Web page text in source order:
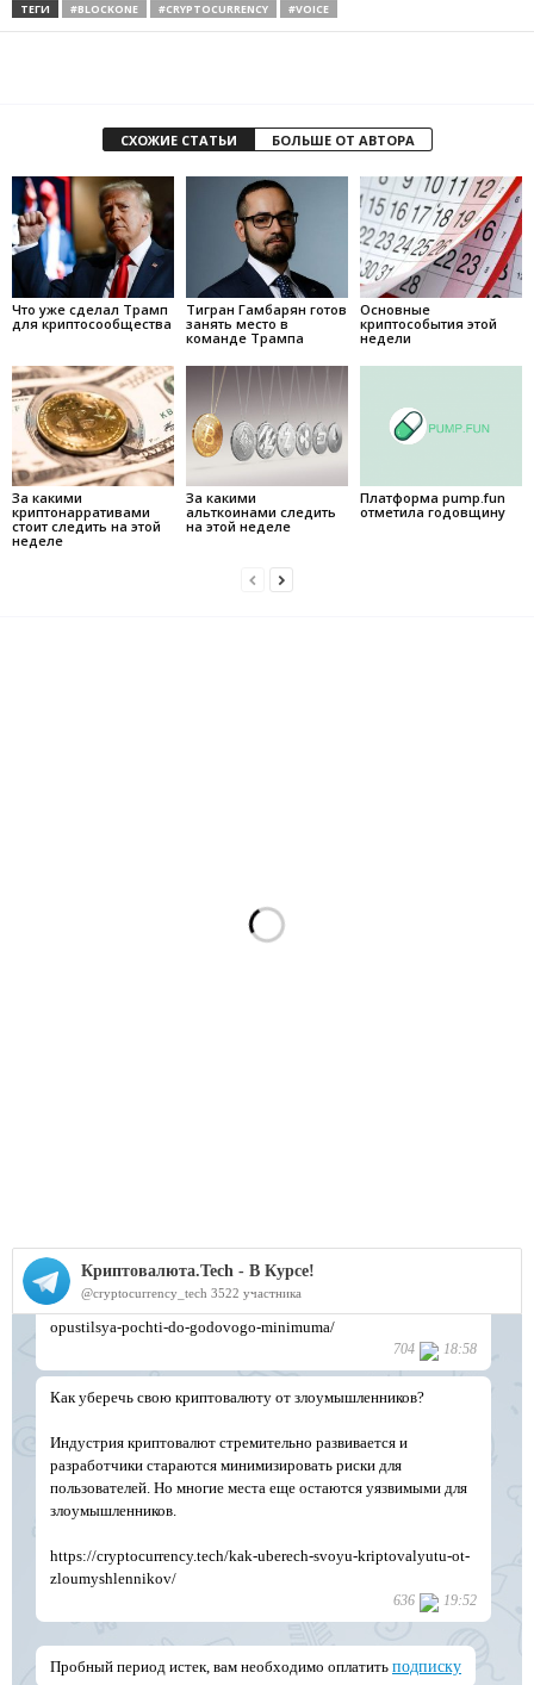
ТЕГИ
#BLOCKONE #CRYPTOCURRENCY #VOICE
СХОЖИЕ СТАТЬИ БОЛЬШЕ ОТ АВТОРА
Что уже сделал Трамп
для криптосообщества
Тигран Гамбарян готов
занять место в
команде Трампа
Основные
криптособытия этой
недели
За какими
криптонарративами
стоит следить на этой
неделе
За какими
альткоинами следить
на этой неделе
Платформа pump.fun
отметила годовщину